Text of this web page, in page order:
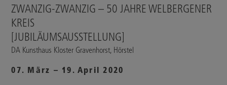
ZWANZIG-ZWANZIG – 50 JAHRE WELBERGENER
KREIS
[JUBILÄUMSAUSSTELLUNG]
DA Kunsthaus Kloster Gravenhorst, Hörstel
07. März – 19. April 2020